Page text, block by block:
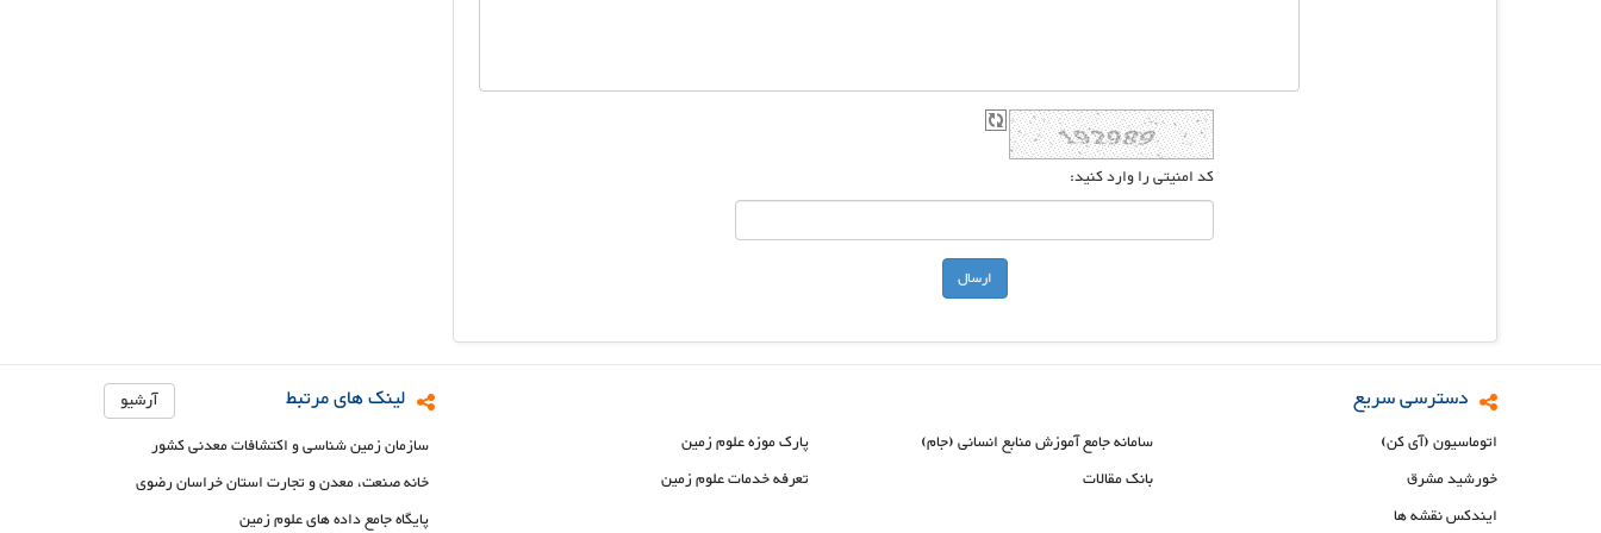
کد امنیتی را وارد کنید:
دسترسی سریع
اتوماسیون (آی کن) سامانه جامع آموزش منابع انسانی (جام)
پارک موزه علوم زمین
خورشید مشرق
بانک مقالات
تعرفه خدمات علوم زمین
ایندکس نقشه ها
لینک های مرتبط آرشیو
سازمان زمین شناسی و اکتشافات معدنی کشور
خانه صنعت، معدن و تجارت استان خراسان رضوی
پایگاه جامع داده های علوم زمین